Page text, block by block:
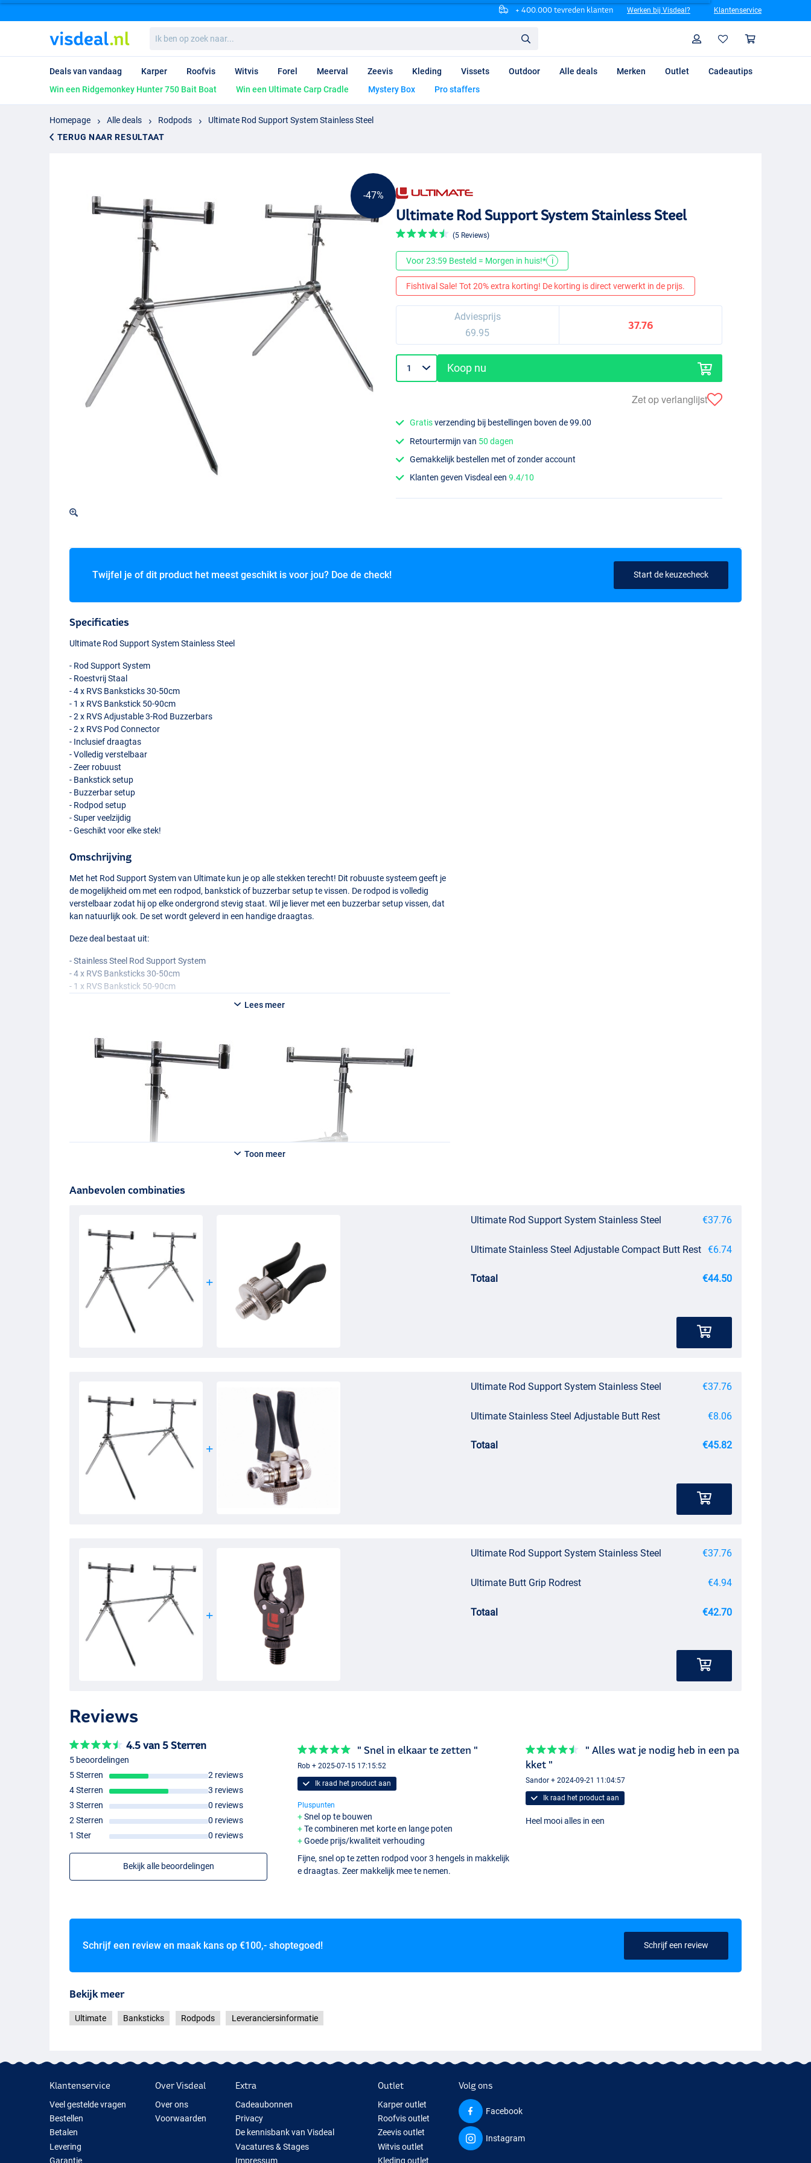
+ 400.000 tevreden klanten Werken bij Visdeal? Klantenservice
ben
op
naar...
Profiel
Deals van vandaag Karper Roofvis Witvis Forel Meerval Zeevis Kleding Vissets Outdoor Alle deals Merken Outlet
Cadeautips
Win een Ridgemonkey Hunter 750 Bait Boat
Win een Ultimate Carp Cradle Mystery Box Pro staffers
Homepage Alle deals Rodpods
Ultimate Rod Support System Stainless Steel
TERUG NAAR RESULTAAT
-47%
Ultimate Rod Support System Stainless Steel
(5 Reviews)
Voor 23:59 Besteld = Morgen in huis!* i
Fishtival Sale! Tot 20% extra korting! De korting is direct verwerkt in de prijs.
Adviesprijs
69.95
37.76
Koop nu
Zet op verlanglijst
Gratisverzending bij bestellingen boven de 99.00
Retourtermijn van 50 dagen
Gemakkelijk bestellen met of zonder account
Klanten geven Visdeal een9.4/10
Twijfel je of dit product het meest geschikt is voor jou? Doe de check! Start de keuzecheck
Specificaties
Ultimate Rod Support System Stainless Steel
- Rod Support System
- Roestvrij Staal
- 4 x RVS Banksticks 30-50cm
- 1 x RVS Bankstick 50-90cm
- 2 x RVSAdjustable 3-Rod Buzzerbars
- 2 x RVS Pod Connector
- Inclusief draagtas
- Volledig verstelbaar
- Zeer robuust
- Bankstick setup
- Buzzerbar setup
- Rodpod setup
- Super veelzijdig
- Geschikt voor elke stek!
Omschrijving
Met het Rod Support System van Ultimate kun je op alle stekken terecht! Dit robuuste systeem geeft je
de mogelijkheid om met een rodpod, bankstick of buzzerbar setup te vissen. De rodpod is volledig
verstelbaar zodat hij op elke ondergrond stevig staat. Wil je liever met een buzzerbar setup vissen, dat
kan natuurlijk ook. De set wordt geleverd in een handige draagtas.
Deze deal bestaat uit:
- Stainless Steel Rod Support System
- 4 x RVS Banksticks 30-50cm
- 1 x RVS Bankstick 50-90cm
Lees meer
Toon meer
Aanbevolen combinaties
Ultimate Rod Support System Stainless Steel €37.76
Ultimate Stainless Steel Adjustable Compact Butt Rest €6.74
Totaal €44.50
Ultimate Rod Support System Stainless Steel €37.76
Ultimate Stainless Steel Adjustable Butt Rest €8.06
Totaal €45.82
Ultimate Rod Support System Stainless Steel €37.76
Ultimate Butt Grip Rodrest €4.94
Totaal €42.70
Reviews
4.5 van 5 Sterren
5 beoordelingen
5 Sterren
2 reviews
4 Sterren
3 reviews
3 Sterren
0 reviews
2 Sterren
0 reviews
1 Ster
0 reviews
Bekijk alle beoordelingen
" Snel in elkaar te zetten "
Rob + 2025-07-15 17:15:52
Ik raad het product aan
Pluspunten
Snel op te bouwen
Te combineren met korte en lange poten
Goede prijs/kwaliteit verhouding
Fijne, snel op te zetten rodpod voor 3 hengels in makkelijk
e draagtas. Zeer makkelijk mee te nemen.
" Alles wat je nodig heb in een pa
kket "
Sandor + 2024-09-21 11:04:57
Ik raad het product aan
Heel mooi alles in een
Schrijf een review en maak kans op €100,- shoptegoed! Schrijf een review
Bekijk meer
Ultimate Banksticks Rodpods Leveranciersinformatie
Klantenservice
Veel gestelde vragen
Bestellen
Betalen
Levering
Garantie
Over Visdeal
Over ons
Voorwaarden
Extra
Cadeaubonnen
Privacy
De kennisbank van Visdeal
Vacatures & Stages
Impressum
Outlet
Karper outlet
Roofvis outlet
Zeevis outlet
Witvis outlet
Kleding outlet
Volg ons
Facebook
Instagram